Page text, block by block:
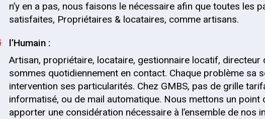
n’y en a pas, nous faisons le nécessaire afin que toutes les
satisfaites, Propriétaires & locataires, comme artisans.
l’Humain :
Artisan, propriétaire, locataire, gestionnaire locatif, directeur
sommes quotidiennement en contact. Chaque problème sa
intervention ses particularités. Chez GMBS, pas de grille
informatisé, ou de mail automatique. Nous mettons un point
apporter une considération nécessaire à l’ensemble de nos